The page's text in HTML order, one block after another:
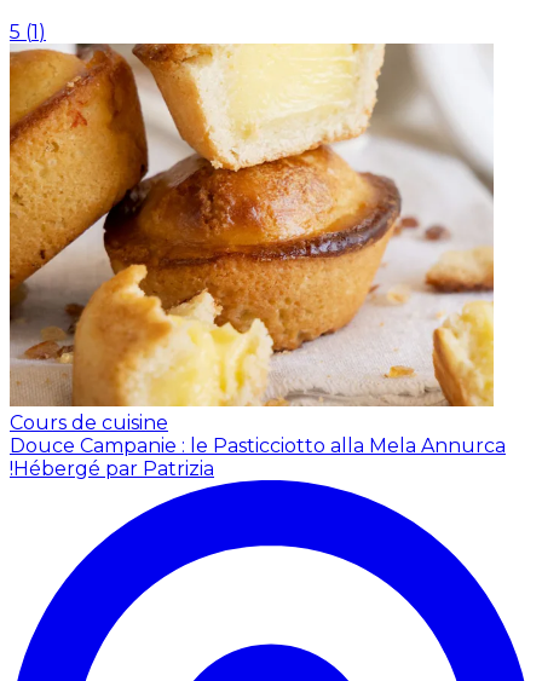
5 (1)
Cours de cuisine
Douce Campanie : le Pasticciotto alla Mela Annurca
!Hébergé par Patrizia